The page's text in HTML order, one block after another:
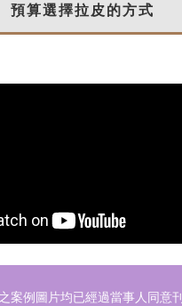
預算選擇拉皮的方式
案例圖片均已經過當事人同意刊